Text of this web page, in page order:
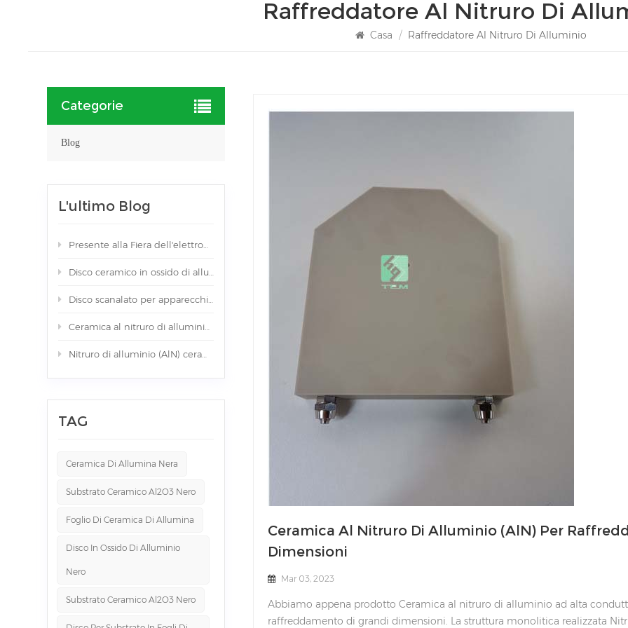
Raffreddatore Al Nitruro Di
Casa / Raffreddatore Al Nitruro Di Alluminio
Ceramica Al Nitruro Di Alluminio (AlN) Per
Dimensioni
Mar 03, 2023
Abbiamo appena prodotto Ceramica al nitruro di alluminio ad alta
raffreddamento di grandi dimensioni. La struttura monolitica realizzata
Categorie
Blog
L'ultimo Blog
Presente alla Fiera dell'elettronica di Monaco con lo stand n. 139/2
Disco ceramico in ossido di alluminio di colore nero ad elevata purezza
Disco scanalato per apparecchiature ceramiche in nitruro di alluminio a semiconduttore (AlN).
Ceramica al nitruro di alluminio (AlN) per raffreddatori a liquido di grandi dimensioni
Nitruro di alluminio (AlN) ceramico 310*310*1,0 mm che può essere un substrato GaN-on-QST
TAG
Ceramica Di Allumina Nera
Substrato Ceramico Al2O3 Nero
Foglio Di Ceramica Di Allumina
Disco In Ossido Di Alluminio
Nero
Substrato Ceramico Al2O3 Nero